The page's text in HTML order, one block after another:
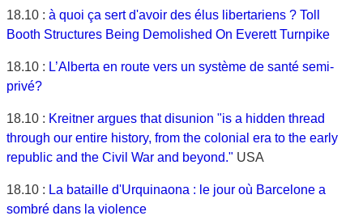
18.10 : à quoi ça sert d'avoir des élus libertariens ? Toll
Booth Structures Being Demolished On Everett Turnpike
18.10 : L’Alberta en route vers un système de santé semi-
privé?
18.10 : Kreitner argues that disunion "is a hidden thread
through our entire history, from the colonial era to the early
republic and the Civil War and beyond." USA
18.10 : La bataille d'Urquinaona : le jour où Barcelone a
sombré dans la violence